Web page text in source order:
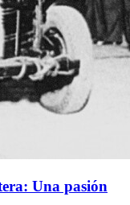
Una pasión